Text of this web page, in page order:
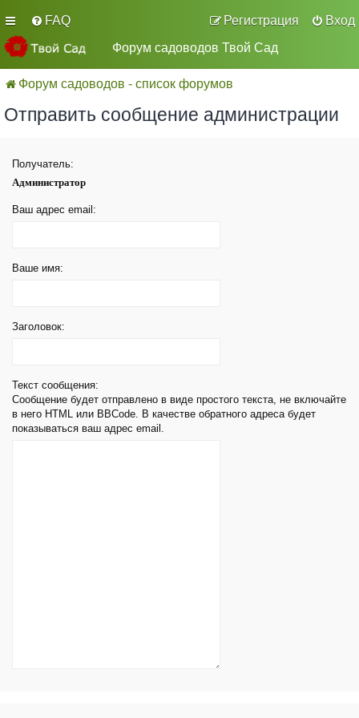
FAQ Вход
Регистрация
Форум садоводов Твой Сад
Форум садоводов - список форумов
Отправить сообщение администрации
Получатель:
Администратор
Ваш адрес email:
Ваше имя:
Заголовок:
Текст сообщения:
Сообщение будет отправлено в виде простого текста, не включайте
в него HTML или BBCode. В качестве обратного адреса будет
показываться ваш адрес email.